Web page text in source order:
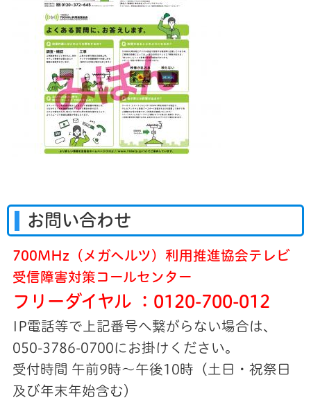
お問い合わせ
700MHz（メガヘルツ）利用推進協会テレビ
受信障害対策コールセンター
フリーダイヤル ：0120-700-012
IP電話等で上記番号へ繋がらない場合は、
050-3786-0700にお掛けください。
受付時間 午前9時～午後10時（土日・祝祭日
及び年末年始含む）